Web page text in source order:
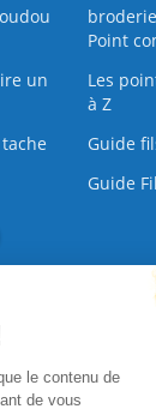
Point
un
Les
à Z
Guide
Guide
sécurisé